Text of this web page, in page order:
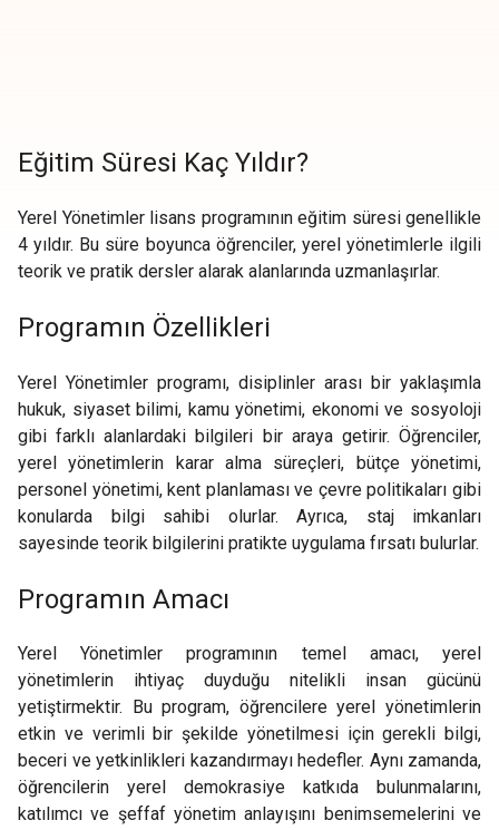
Eğitim Süresi Kaç Yıldır?
Yerel Yönetimler lisans programının eğitim süresi genellikle
4 yıldır. Bu süre boyunca öğrenciler, yerel yönetimlerle ilgili
teorik ve pratik dersler alarak alanlarında uzmanlaşırlar.
Programın Özellikleri
Yerel Yönetimler programı, disiplinler arası bir yaklaşımla
hukuk, siyaset bilimi, kamu yönetimi, ekonomi ve sosyoloji
gibi farklı alanlardaki bilgileri bir araya getirir. Öğrenciler,
yerel yönetimlerin karar alma süreçleri, bütçe yönetimi,
personel yönetimi, kent planlaması ve çevre politikaları gibi
konularda bilgi sahibi olurlar. Ayrıca, staj imkanları
sayesinde teorik bilgilerini pratikte uygulama fırsatı bulurlar.
Programın Amacı
Yerel Yönetimler programının temel amacı, yerel
yönetimlerin ihtiyaç duyduğu nitelikli insan gücünü
yetiştirmektir. Bu program, öğrencilere yerel yönetimlerin
etkin ve verimli bir şekilde yönetilmesi için gerekli bilgi,
beceri ve yetkinlikleri kazandırmayı hedefler. Aynı zamanda,
öğrencilerin yerel demokrasiye katkıda bulunmalarını,
katılımcı ve şeffaf yönetim anlayışını benimsemelerini ve